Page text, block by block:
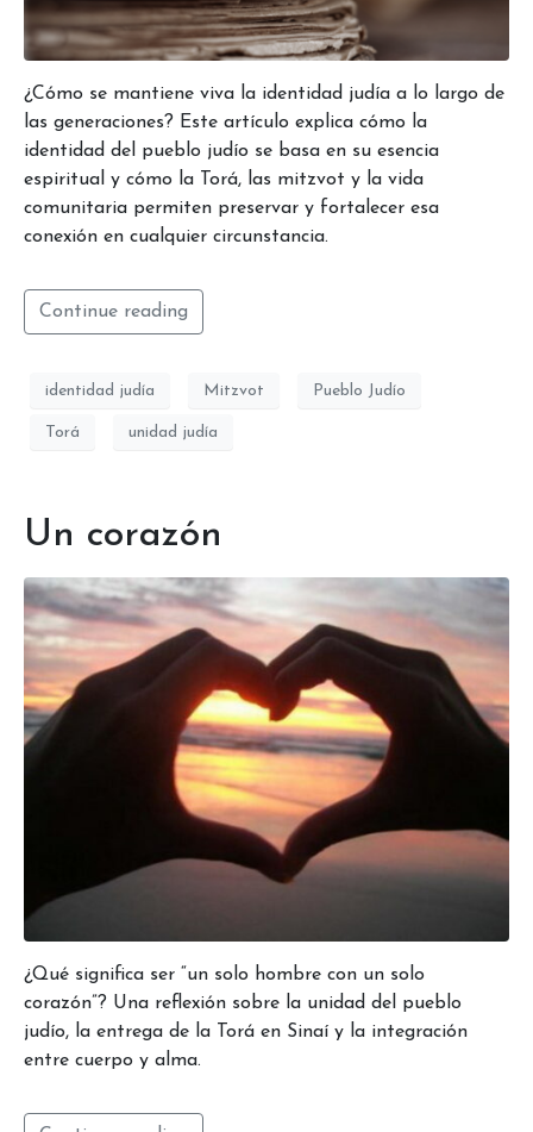
¿Cómo se mantiene viva la identidad judía a lo largo de
las generaciones? Este artículo explica cómo la
identidad del pueblo judío se basa en su esencia
espiritual y cómo la Torá, las mitzvot y la vida
comunitaria permiten preservar y fortalecer esa
conexión en cualquier circunstancia.
Continue reading
identidad judía Mitzvot Pueblo Judío
Torá unidad judía
Un corazón
¿Qué significa ser “un solo hombre con un solo
corazón”? Una reflexión sobre la unidad del pueblo
judío, la entrega de la Torá en Sinaí y la integración
entre cuerpo y alma.